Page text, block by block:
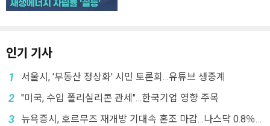
인기 기사
1 서울시, '부동산 정상화' 시민 토론회…유튜브 생중계
2 "미국, 수입 폴리실리콘 관세"…한국기업 영향 주목
3
뉴욕증시, 호르무즈 재개방 기대속 혼조 마감…나스닥 0.8％